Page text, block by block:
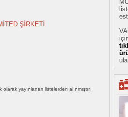
ŞİRKETİ
yayınlanan listelerden alınmıştır.